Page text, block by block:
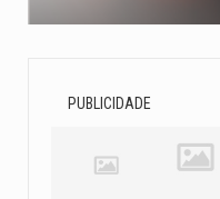
PUBLICIDADE